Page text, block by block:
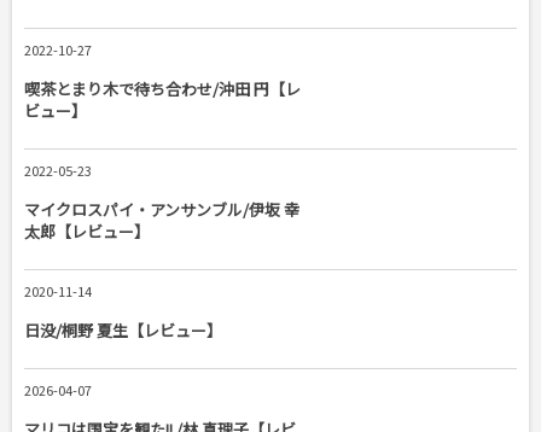
2022-10-27
喫茶とまり木で待ち合わせ/沖田 円【レ
ビュー】
2022-05-23
マイクロスパイ・アンサンブル/伊坂 幸
太郎【レビュー】
2020-11-14
日没/桐野 夏生【レビュー】
2026-04-07